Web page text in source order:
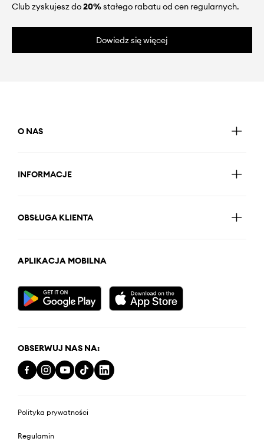
Club zyskujesz do20%stałego rabatu od cen regularnych.
Dowiedz się więcej
O NAS
INFORMACJE
OBSŁUGA KLIENTA
APLIKACJA MOBILNA
OBSERWUJ NAS NA:
Polityka prywatności
Regulamin